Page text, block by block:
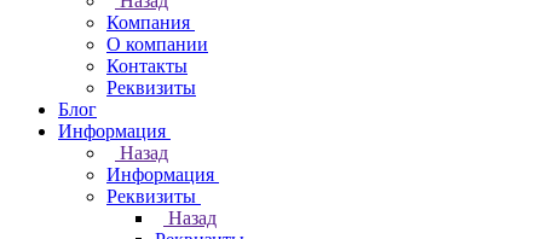
Компания
О компании
Контакты
Реквизиты
Блог
Информация
Назад
Информация
Реквизиты
Назад